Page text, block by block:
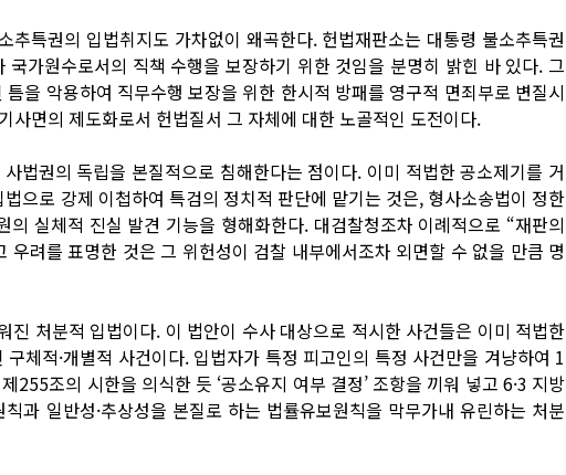
특권의 입법취지도 가차없이 왜곡한다. 헌법재판소는 대통령 불소추특권
가원수로서의 직책 수행을 보장하기 위한 것임을 분명히 밝힌 바 있다. 그
을 악용하여 직무수행 보장을 위한 한시적 방패를 영구적 면죄부로 변질시
사면의 제도화로서 헌법질서 그 자체에 대한 노골적인 도전이다.
법권의 독립을 본질적으로 침해한다는 점이다. 이미 적법한 공소제기를 거
으로 강제 이첩하여 특검의 정치적 판단에 맡기는 것은, 형사소송법이 정한
실체적 진실 발견 기능을 형해화한다. 대검찰청조차 이례적으로 “재판의
우려를 표명한 것은 그 위헌성이 검찰 내부에서조차 외면할 수 없을 만큼 명
진 처분적 입법이다. 이 법안이 수사 대상으로 적시한 사건들은 이미 적법한
체적·개별적 사건이다. 입법자가 특정 피고인의 특정 사건만을 겨냥하여 1
255조의 시한을 의식한 듯 ‘공소유지 여부 결정’ 조항을 끼워 넣고 6·3 지방
과 일반성·추상성을 본질로 하는 법률유보원칙을 막무가내 유린하는 처분